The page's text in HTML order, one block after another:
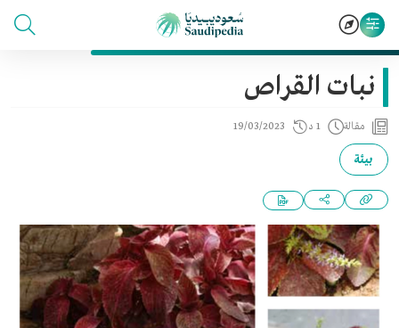
نبات القراص
مقالة 1 د 19/03/2023
بيئة